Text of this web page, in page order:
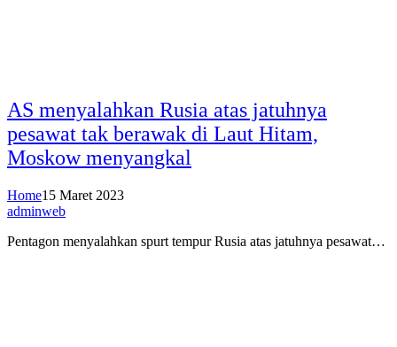
AS menyalahkan Rusia atas jatuhnya
pesawat tak berawak di Laut Hitam,
Moskow menyangkal
Home15 Maret 2023
adminweb
Pentagon menyalahkan spurt tempur Rusia atas jatuhnya pesawat…